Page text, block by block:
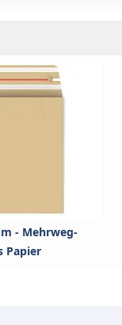
- Mehrweg-
Papier